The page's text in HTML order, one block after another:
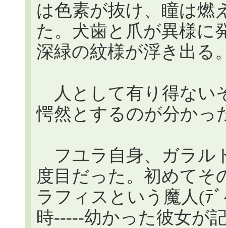
は色素が抜け、瞳は燃
た。犬歯と爪が異様に
深緑の紋様が浮き出る
人として有り得ない
愕然とするのが分かっ
フユラ自身、ガラル
度目だった。初めてそ
ラフィスという魔人(ﾃ
時-----幼かった彼女が